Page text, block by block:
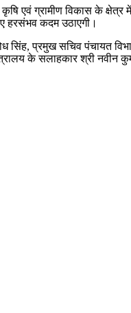
एवं ग्रामीण विकास के
हरसंभव कदम उठाएगी।
प्रमुख सचिव पंचायत
सलाहकार श्री नवीन कुमार